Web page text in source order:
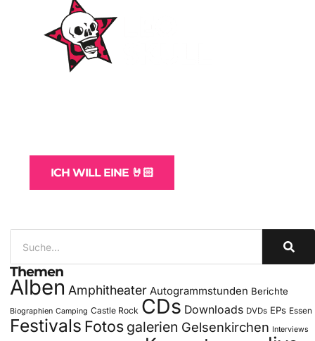
ICH WILL EINE 🤘🏻
Themen
Alben Amphitheater Autogrammstunden Berichte
Biographien Camping Castle Rock CDs Downloads DVDs EPs Essen
Festivals Fotos galerien Gelsenkirchen Interviews